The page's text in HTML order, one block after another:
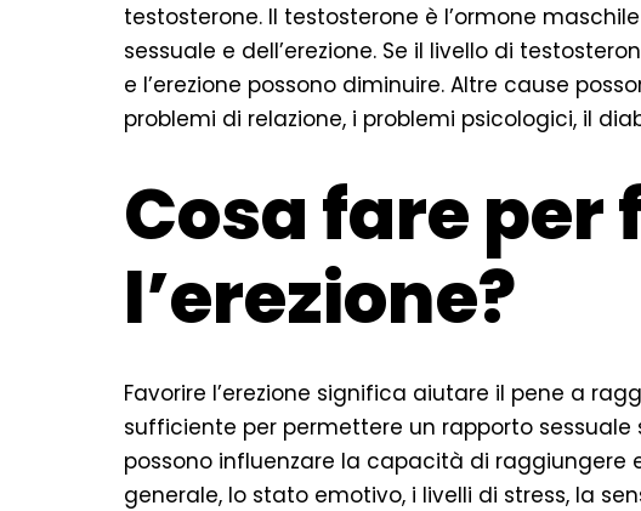
testosterone. Il testosterone è l’ormone
sessuale e dell’erezione. Se il livello di
e l’erezione possono diminuire. Altre cause
problemi di relazione, i problemi psicologici, il
Cosa fare
l’erezione?
Favorire l’erezione significa aiutare il pene a
sufficiente per permettere un rapporto
possono influenzare la capacità di raggiungere
generale, lo stato emotivo, i livelli di stress, la